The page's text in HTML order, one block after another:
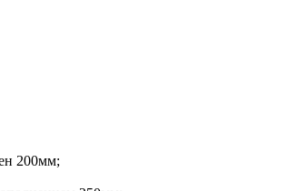
200мм;